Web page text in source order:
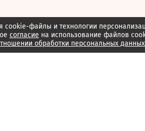
cookie-файлы и технологии
согласие на использование файлов
обработки персональных